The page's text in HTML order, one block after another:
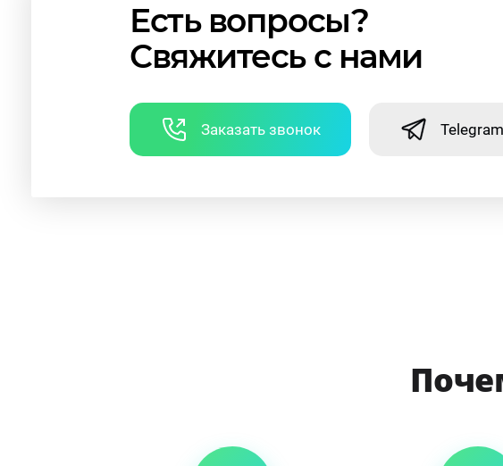
Есть вопросы?
Свяжитесь с нами
Заказать звонок Telegram